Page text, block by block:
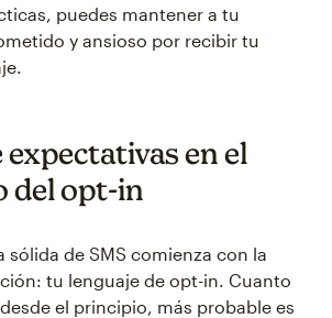
puedes mantener a tu
y ansioso por recibir tu
expectativas en el
del opt-in
sólida de SMS comienza con la
tu lenguaje de opt-in. Cuanto
el principio, más probable es